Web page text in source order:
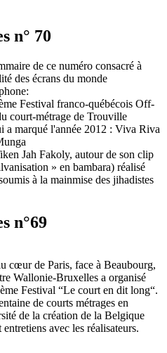
n° 70
de ce numéro consacré à
des écrans du monde
Festival franco-québécois Off-
court-métrage de Trouville
marqué l'année 2012 : Viva Riva
Jah Fakoly, autour de son clip
» en bambara) réalisé
à la mainmise des jihadistes
n°69
cœur de Paris, face à Beaubourg,
Wallonie-Bruxelles a organisé
Festival “Le court en dit long“.
de courts métrages en
de la création de la Belgique
avec les réalisateurs.